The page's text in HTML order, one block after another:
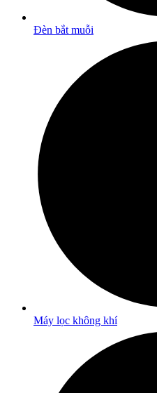
Đèn bắt muỗi
Máy lọc không khí